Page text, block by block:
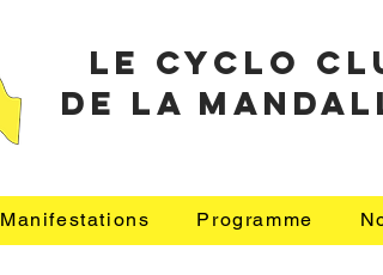
le cyclo
de la
Manifestations Programme